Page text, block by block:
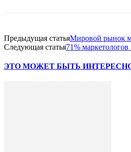
Предыдущая статьяМировой рынок
Следующая статья71%
ЭТО МОЖЕТ БЫТЬ